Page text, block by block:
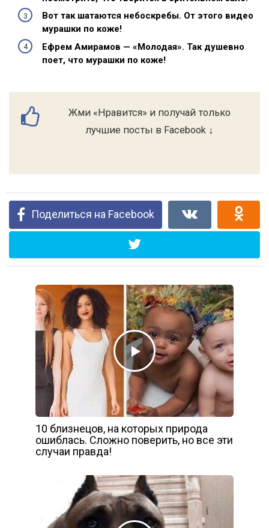
Вот так шатаются небоскребы. От этого видео
мурашки по коже!
Ефрем Амирамов — «Молодая». Так душевно
поет, что мурашки по коже!
Жми «Нравится» и получай только
лучшие посты в Facebook ↓
Поделиться на Facebook
10 близнецов, на которых природа
ошиблась. Сложно поверить, но все эти
случаи правда!